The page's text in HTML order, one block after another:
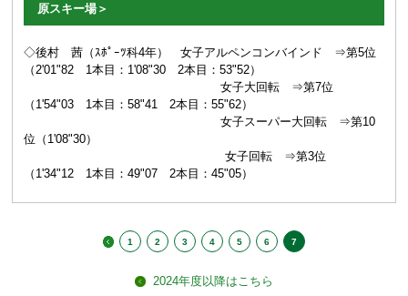
原スキー場＞
◇後村 茜（ｽﾎﾟｰﾂ科4年） 女子アルペンコンバインド ⇒第5位
（2'01"82 1本目：1'08"30 2本目：53"52）
女子大回転 ⇒第7位
（1'54"03 1本目：58"41 2本目：55"62）
女子スーパー大回転 ⇒第10
位（1'08"30）
女子回転 ⇒第3位
（1'34"12 1本目：49"07 2本目：45"05）
1 2 3 4 5 6 7
2024年度以降はこちら